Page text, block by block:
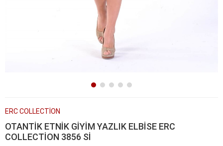
ERC COLLECTİON
OTANTİK ETNİK GİYİM YAZLIK ELBİSE ERC
COLLECTİON 3856 Sİ